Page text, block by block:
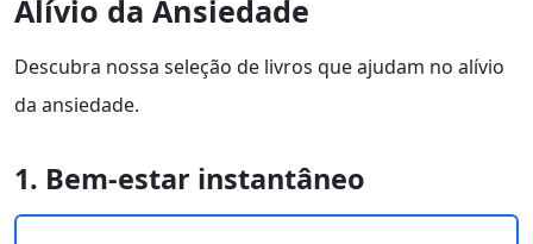
Alívio da Ansiedade
Descubra nossa seleção de livros que ajudam no alívio
da ansiedade.
1. Bem-estar instantâneo